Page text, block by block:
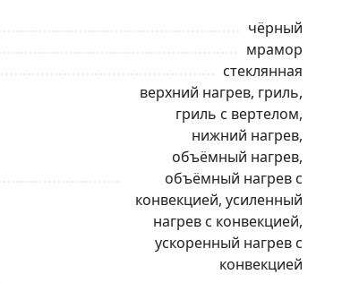
чёрный
мрамор
стеклянная
верхний нагрев, гриль,
гриль с вертелом,
нижний нагрев,
объёмный нагрев,
объёмный нагрев с
конвекцией, усиленный
нагрев с конвекцией,
ускоренный нагрев с
конвекцией